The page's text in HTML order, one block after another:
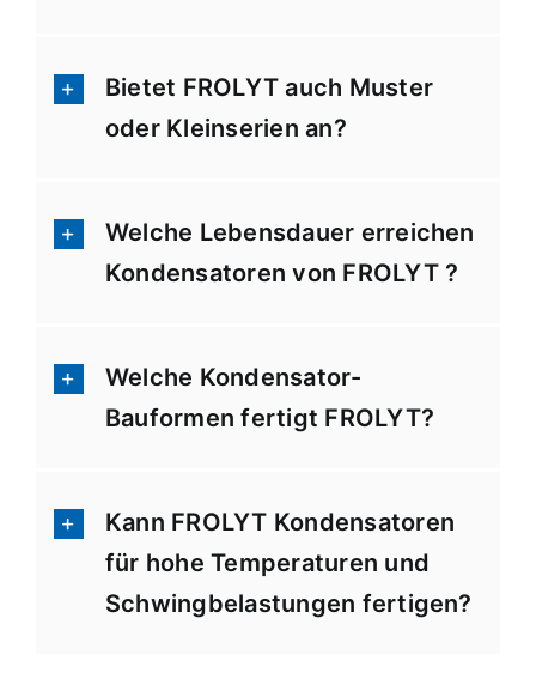
Bietet FROLYT auch Muster
oder Kleinserien an?
Welche Lebensdauer erreichen
Kondensatoren von FROLYT ?
Welche Kondensator-
Bauformen fertigt FROLYT?
Kann FROLYT Kondensatoren
für hohe Temperaturen und
Schwingbelastungen fertigen?